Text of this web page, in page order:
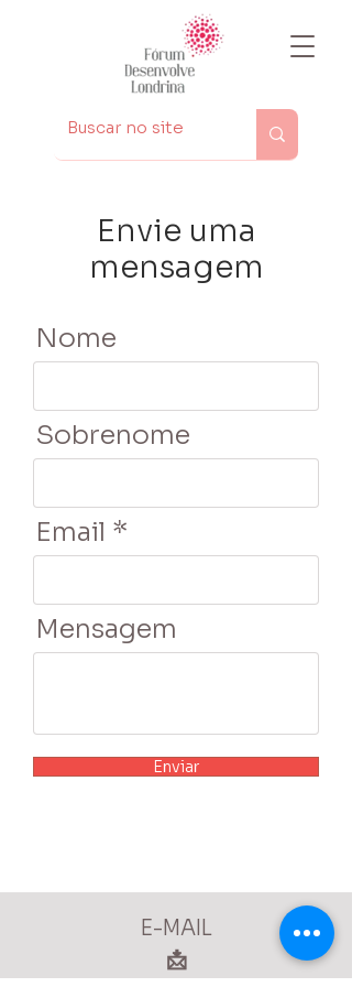
Envie uma
mensagem
Nome
Sobrenome
Email
Mensagem
Enviar
E-MAIL
📩